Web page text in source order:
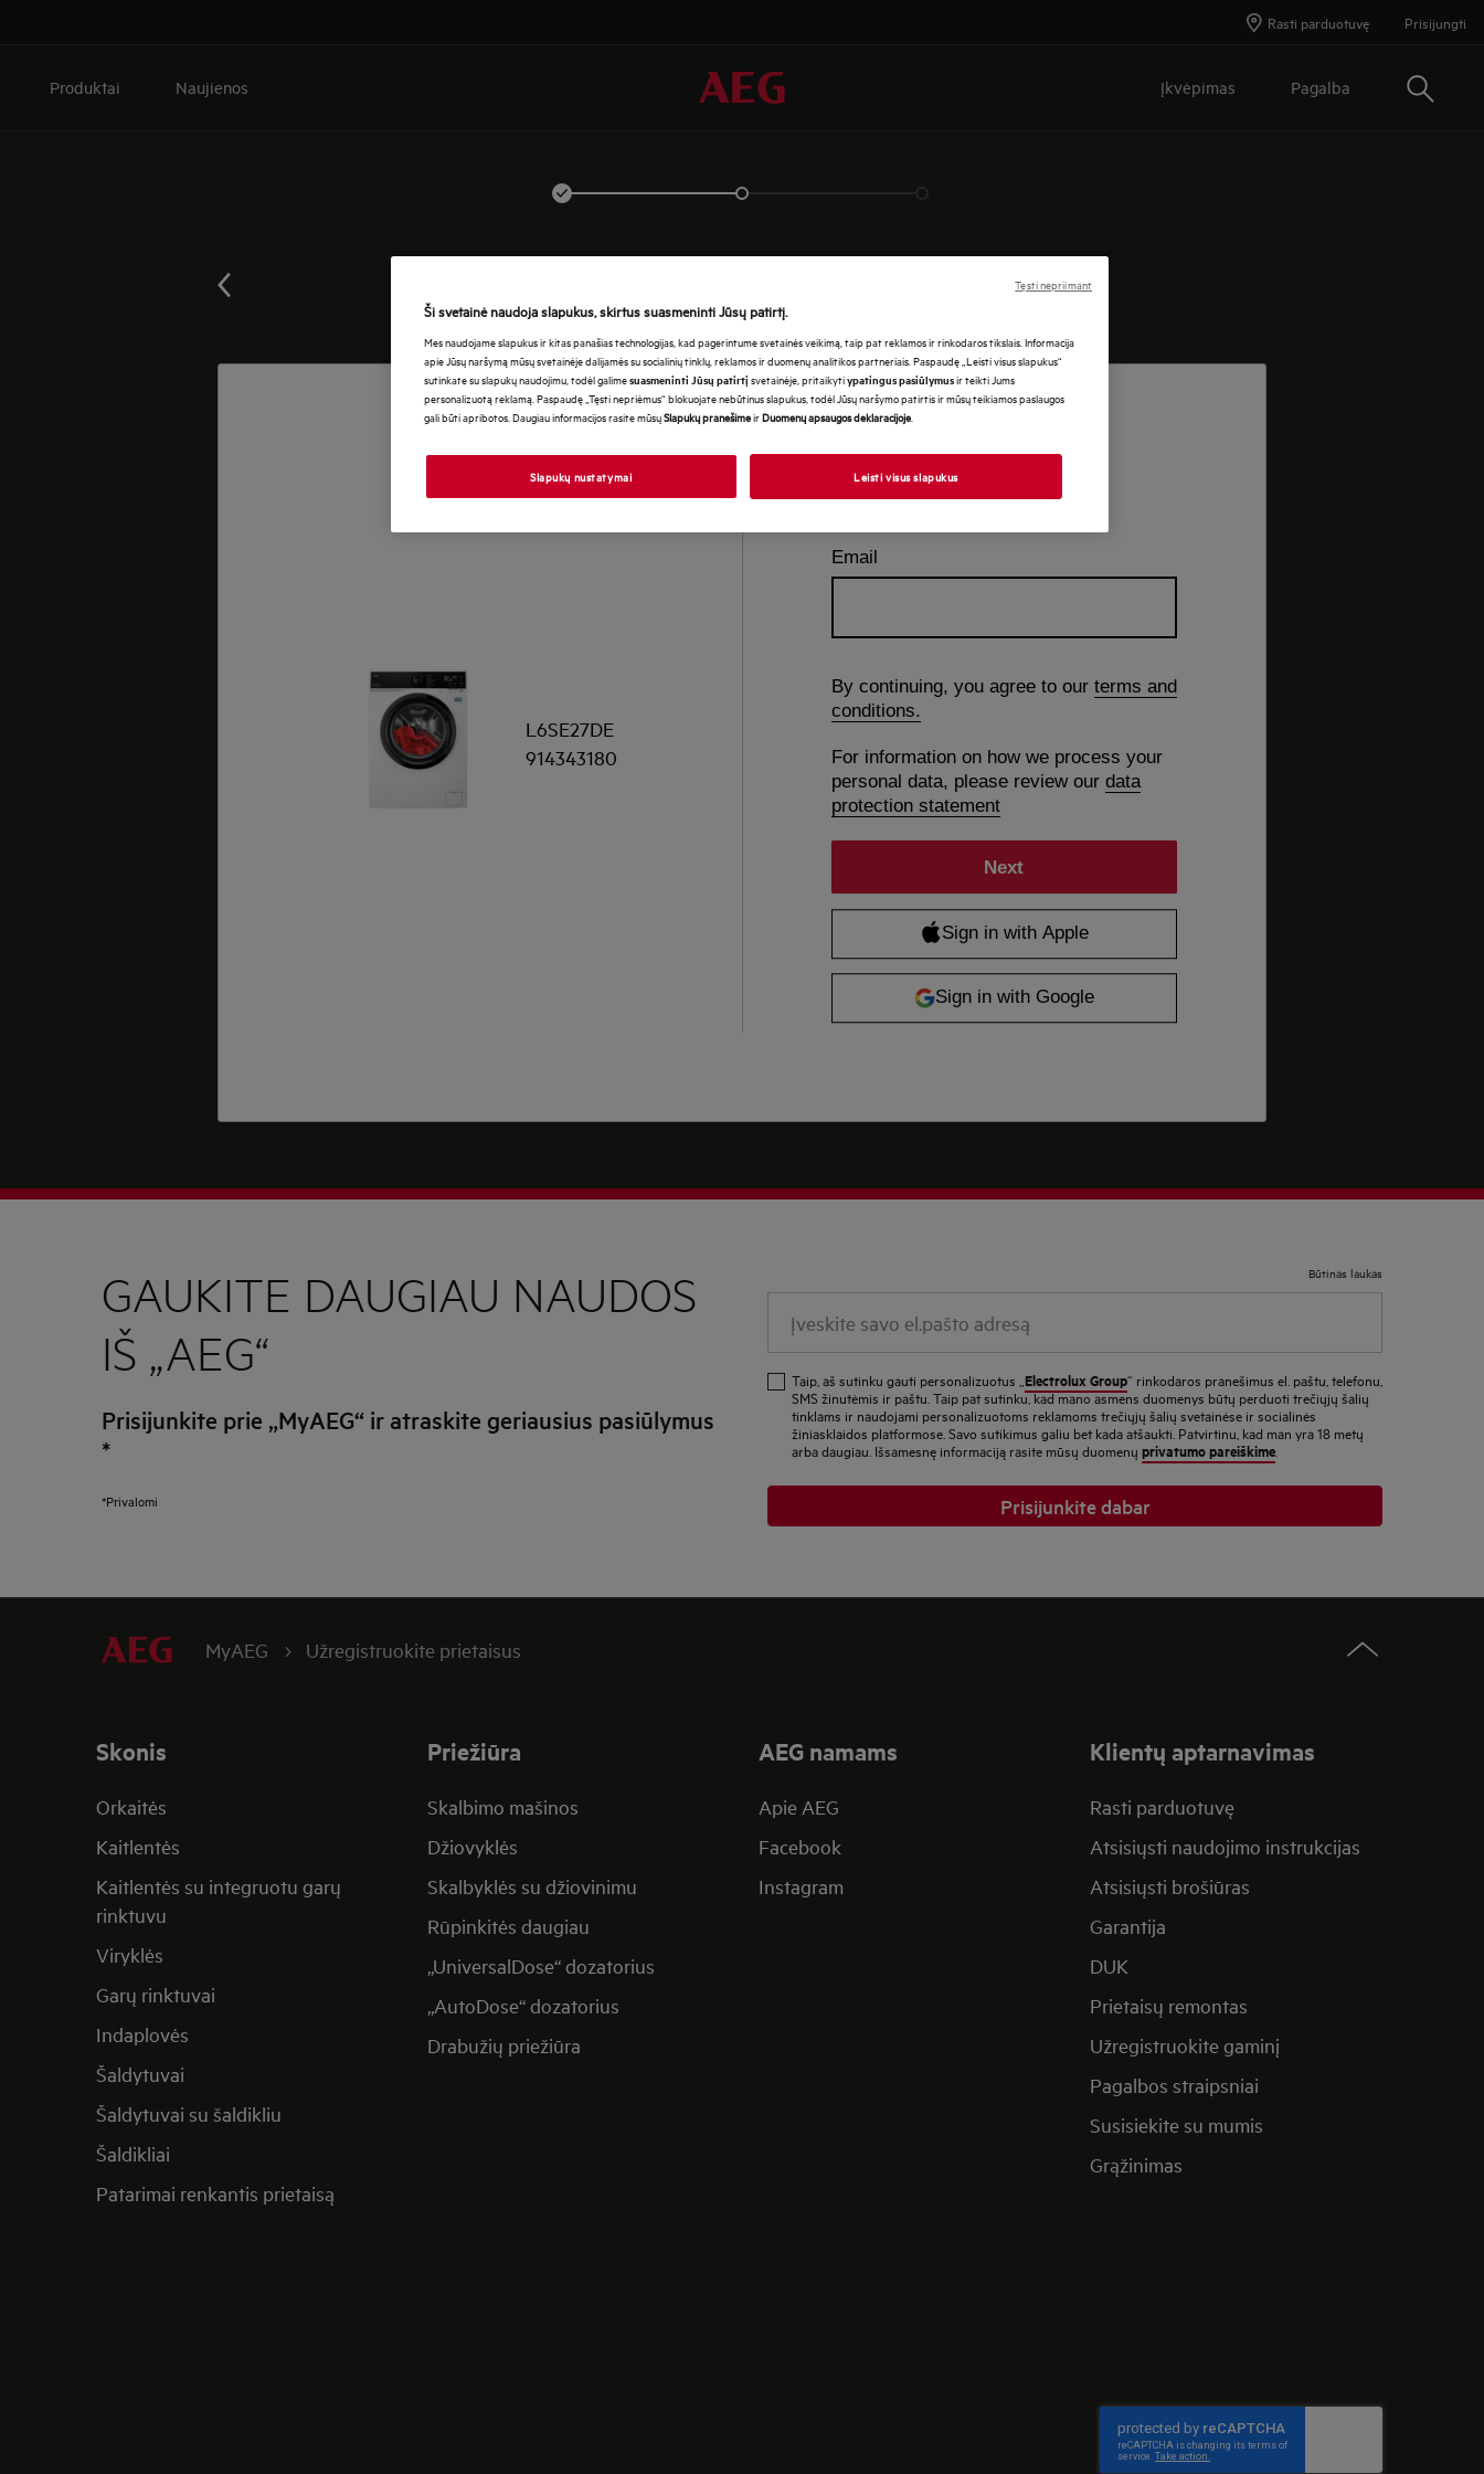
Rasti parduotuvę Prisijungti
Produktai Naujienos Įkvėpimas Pagalba Paieška
L6SE27DE
914343180
Email
By continuing, you agree to our terms and
conditions.
For information on how we process your
personal data, please review our data
protection statement
GAUKITE DAUGIAU NAUDOS
IŠ „AEG“
Prisijunkite prie „MyAEG“ ir atraskite geriausius pasiūlymus
*
*Privalomi
Būtinas laukas
Taip, aš sutinku gauti personalizuotus „ Electrolux Group“ rinkodaros pranešimus el. paštu, telefonu,
SMS žinutėmis ir paštu. Taip pat sutinku, kad mano asmens duomenys būtų perduoti trečiųjų šalių
tinklams ir naudojami personalizuotoms reklamoms trečiųjų šalių svetainėse ir socialinės
žiniasklaidos platformose. Savo sutikimus galiu bet kada atšaukti. Patvirtinu, kad man yra 18 metų
arba daugiau. Išsamesnę informaciją rasite mūsų duomenų privatumo pareiškime
Prisijunkite dabar
MyAEG Užregistruokite prietaisus
Skonis
Orkaitės
Kaitlentės
Kaitlentės su integruotu garų
rinktuvu
Viryklės
Garų rinktuvai
Indaplovės
Šaldytuvai
Šaldytuvai su šaldikliu
Šaldikliai
Patarimai renkantis prietaisą
Priežiūra
Skalbimo mašinos
Džiovyklės
Skalbyklės su džiovinimu
Rūpinkitės daugiau
„UniversalDose“ dozatorius
„AutoDose“ dozatorius
Drabužių priežiūra
AEG namams
Apie AEG
Facebook
Instagram
Klientų aptarnavimas
Rasti parduotuvę
Atsisiųsti naudojimo instrukcijas
Atsisiųsti brošiūras
Garantija
DUK
Prietaisų remontas
Užregistruokite gaminį
Pagalbos straipsniai
Susisiekite su mumis
Grąžinimas
Ši svetainė naudoja slapukus, skirtus suasmeninti Jūsų patirtį.
Mes naudojame slapukus ir kitas panašias technologijas, kad pagerintume svetainės veikimą, taip pat reklamos ir rinkodaros tikslais. Informacija
apie Jūsų naršymą mūsų svetainėje dalijamės su socialinių tinklų, reklamos ir duomenų analitikos partneriais. Paspaudę „Leisti visus slapukus“
sutinkate su slapukų naudojimu, todėl galimesuasmeninti Jūsų patirtį svetainėje, pritaikytiypatingus pasiūlymusir teikti Jums
personalizuotą reklamą. Paspaudę „Tęsti nepriėmus“ blokuojate nebūtinus slapukus, todėl Jūsų naršymo patirtis ir mūsų teikiamos paslaugos
gali būti apribotos. Daugiau informacijos rasite mūsųSlapukų pranešimeirDuomenų apsaugos deklaracijoje
Slapukų nustatymai Leisti visus slapukus
Tęsti nepriimant